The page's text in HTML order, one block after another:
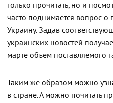
только прочитать, но и
часто поднимается вопрос о
Украину. Задав
украинских новостей
марте объем поставляемого
Таким же образом можно
в стране. А можно почитать